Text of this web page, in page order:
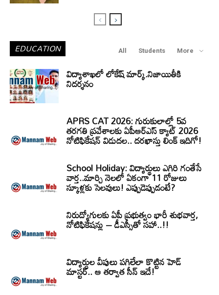
EDUCATION All Students More
విద్యాశాఖలో లోకేష్ మార్క్.నిజాయితీకి
నిదర్శనం
APRS CAT 2026: గురుకులాల్లో 5వ
తరగతి ప్రవేశాలకు ఏపీఆర్‌ఎస్‌ క్యాట్‌ 2026
నోటిఫికేషన్‌ విడుదల.. దరఖాస్తు లింక్‌ ఇదిగో!
School Holiday: విద్యార్థులు ఎగిరి గంతేసే
వార్త..మార్చి నెలలో ఏకంగా 11 రోజులు
స్కూళ్లకు సెలవులు! ఎప్పుడెప్పుడంటే?
నిరుద్యోగులకు ఏపీ ప్రభుత్వం భారీ శుభవార్త,
నోటిఫికేషన్లు – డీఎస్సీతో సహా..!!
విద్యార్ధుల వీపులు పగిలేలా కొట్టిన హెడ్
మాస్టర్.. ఆ తర్వాత సీన్‌ ఇదే!